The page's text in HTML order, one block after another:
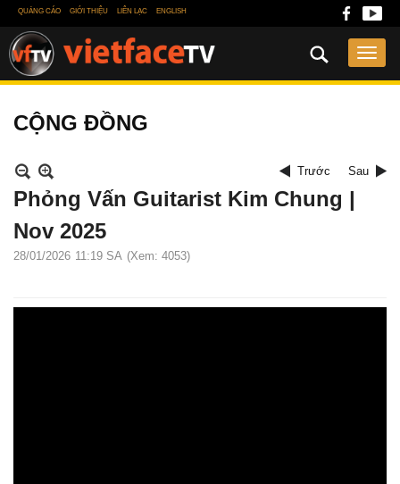
QUẢNG CÁO GIỚI THIỆU LIÊN LẠC ENGLISH
CỘNG ĐỒNG
Trước Sau
Phỏng Vấn Guitarist Kim Chung |
Nov 2025
28/01/2026 11:19 SA (Xem: 4053)